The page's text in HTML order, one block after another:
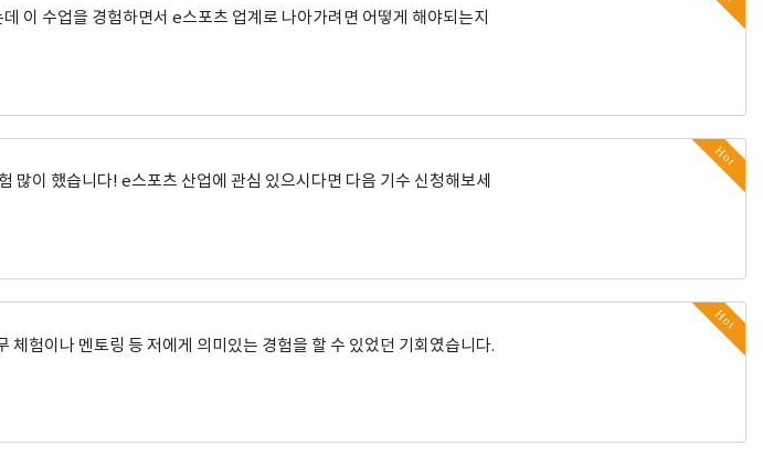
이 수업을 경험하면서 e스포츠 업계로 나아가려면 어떻게 해야되는지
Hot
많이 했습니다! e스포츠 산업에 관심 있으시다면 다음 기수 신청해보세
Hot
험이나 멘토링 등 저에게 의미있는 경험을 할 수 있었던 기회였습니다.